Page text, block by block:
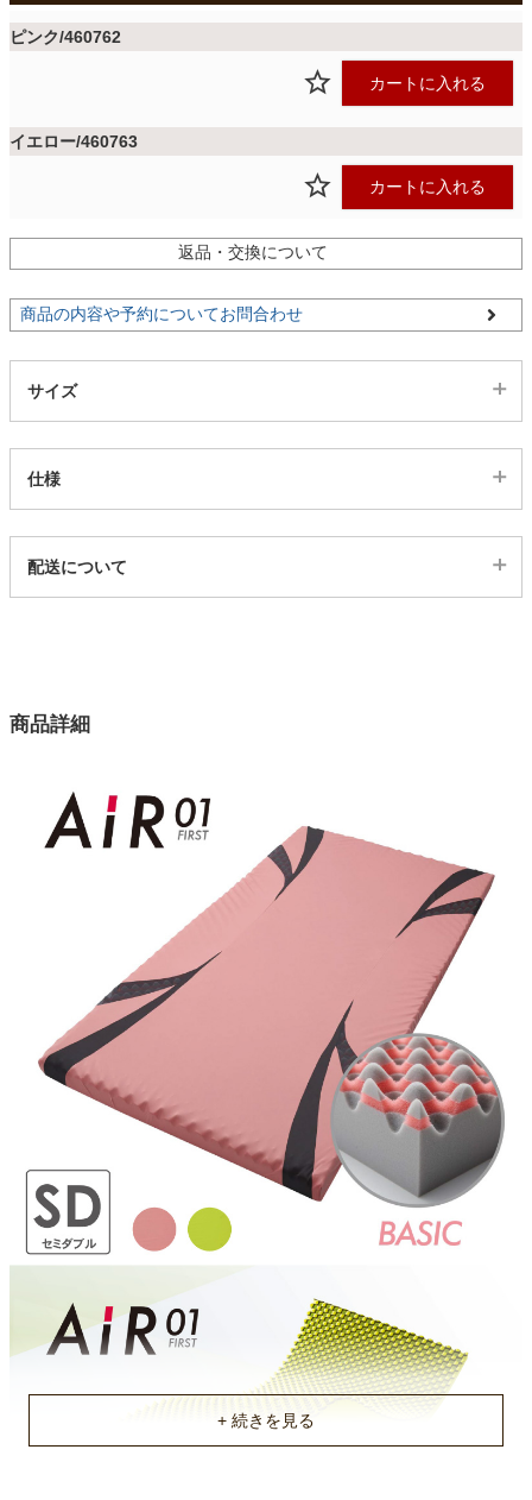
マット
収納用品
生活用品
インテリア雑貨
タワー
ピンク/460762
カートに入れる
イエロー/460763
カートに入れる
返品・交換について
商品の内容や予約についてお問合わせ
サイズ
仕様
460762
2色
配送について
商品詳細